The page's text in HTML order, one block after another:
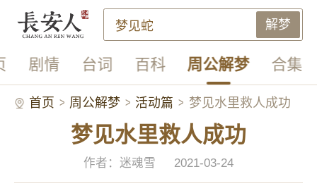
解梦
剧情 台词 百科 周公解梦 合集
首页 周公解梦 活动篇 梦见水里救人成功
梦见水里救人成功
作者：迷魂雪 2021-03-24